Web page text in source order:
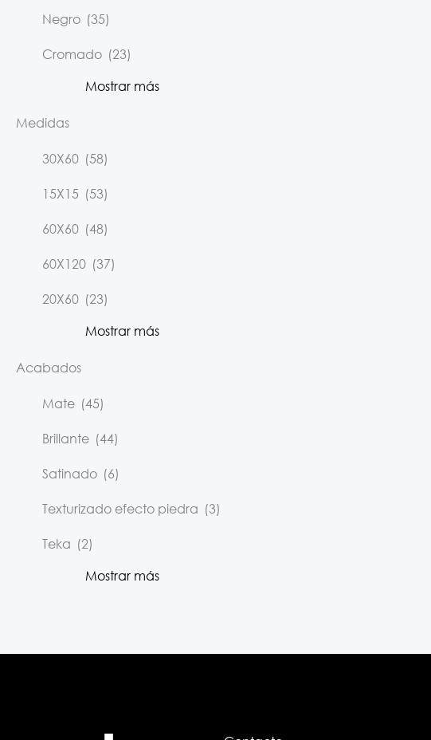
Negro (35)
Cromado (23)
Mostrar más
Medidas
30X60 (58)
15X15 (53)
60X60 (48)
60X120 (37)
20X60 (23)
Mostrar más
Acabados
Mate (45)
Brillante (44)
Satinado (6)
Texturizado efecto piedra (3)
Teka (2)
Mostrar más